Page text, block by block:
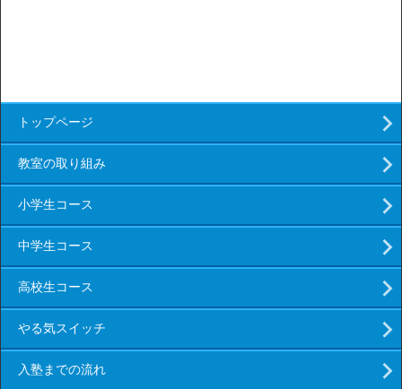
トップページ
教室の取り組み
小学生コース
中学生コース
高校生コース
やる気スイッチ
入塾までの流れ